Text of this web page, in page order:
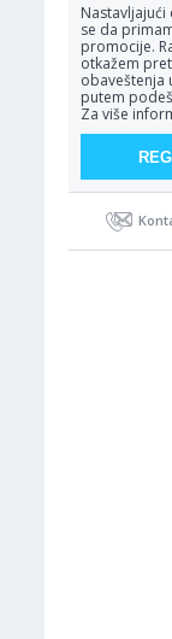
se da
promocije.
otkažem
obaveštenja
putem
Za više